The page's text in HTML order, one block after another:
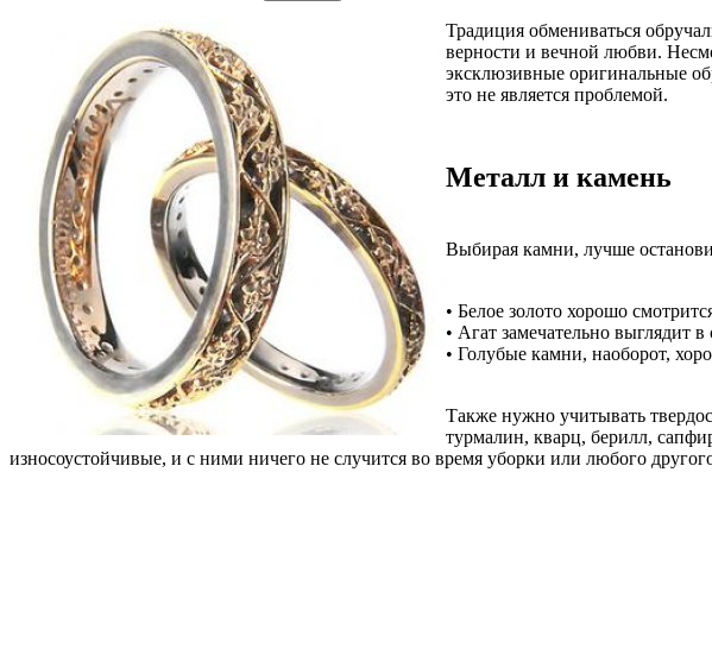
Традиция обмениваться
верности и вечной любви.
эксклюзивные оригинальные
это не является проблемой.
Металл и камень
Выбирая камни, лучше
• Белое золото хорошо
• Агат замечательно выглядит
• Голубые камни, наоборот,
Также нужно учитывать
турмалин, кварц, берилл,
износоустойчивые, и с ними ничего не случится во время уборки или любого